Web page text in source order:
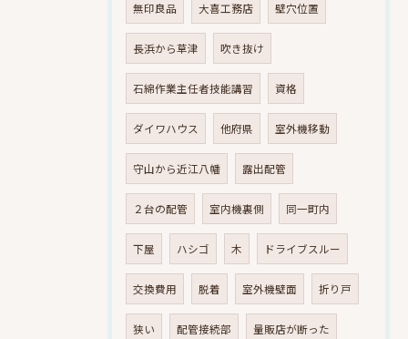
無印良品 大喜工務店 壁穴位置
長浜から草津 吹き抜け
石綿作業主任者技能講習 資格
ダイワハウス 他府県 室外機移動
守山から近江八幡 露出配管
２台の配管 室内機裏側 同一町内
下屋 ハシゴ 木 ドライブスルー
交換費用 脱着 室外機壁面 折り戸
狭い 配管接続部 量販店が断った